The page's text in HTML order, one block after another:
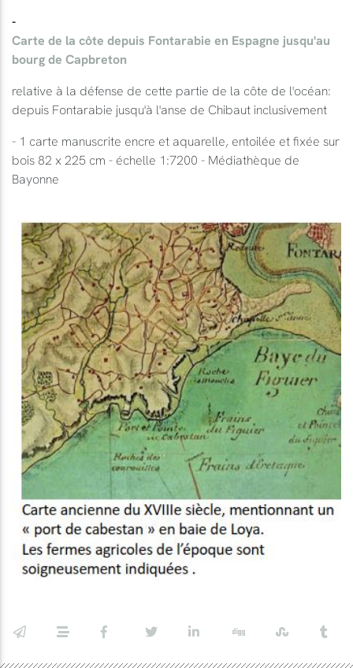
-
Carte de la côte depuis Fontarabie en Espagne jusqu'au
bourg de Capbreton
relative à la défense de cette partie de la côte de l'océan:
depuis Fontarabie jusqu'à l'anse de Chibaut inclusivement
- 1 carte manuscrite encre et aquarelle, entoilée et fixée sur
bois 82 x 225 cm - échelle 1:7200 - Médiathèque de
Bayonne